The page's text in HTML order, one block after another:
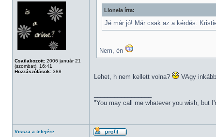
Csatlakozott: 2006 január 21
(szombat), 16:41
Hozzászólások: 388
Lionela írta:
Jé már jó! Már csak az a kérdés:
Nem, én
Lehet, h nem kellett volna? VAgy
"You may call me whatever you wish, but
Vissza a tetejére